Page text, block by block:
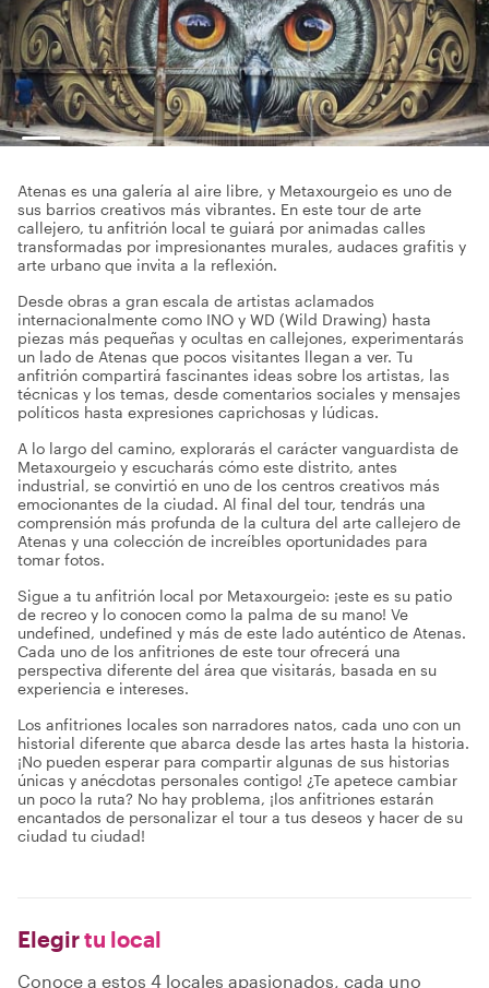
Atenas es una galería al aire libre, y Metaxourgeio es uno de
sus barrios creativos más vibrantes. En este tour de arte
callejero, tu anfitrión local te guiará por animadas calles
transformadas por impresionantes murales, audaces grafitis y
arte urbano que invita a la reflexión.
Desde obras a gran escala de artistas aclamados
internacionalmente como INO y WD (Wild Drawing) hasta
piezas más pequeñas y ocultas en callejones, experimentarás
un lado de Atenas que pocos visitantes llegan a ver. Tu
anfitrión compartirá fascinantes ideas sobre los artistas, las
técnicas y los temas, desde comentarios sociales y mensajes
políticos hasta expresiones caprichosas y lúdicas.
A lo largo del camino, explorarás el carácter vanguardista de
Metaxourgeio y escucharás cómo este distrito, antes
industrial, se convirtió en uno de los centros creativos más
emocionantes de la ciudad. Al final del tour, tendrás una
comprensión más profunda de la cultura del arte callejero de
Atenas y una colección de increíbles oportunidades para
tomar fotos.
Sigue a tu anfitrión local por Metaxourgeio: ¡este es su patio
de recreo y lo conocen como la palma de su mano! Ve
undefined, undefined y más de este lado auténtico de Atenas.
Cada uno de los anfitriones de este tour ofrecerá una
perspectiva diferente del área que visitarás, basada en su
experiencia e intereses.
Los anfitriones locales son narradores natos, cada uno con un
historial diferente que abarca desde las artes hasta la historia.
¡No pueden esperar para compartir algunas de sus historias
únicas y anécdotas personales contigo! ¿Te apetece cambiar
un poco la ruta? No hay problema, ¡los anfitriones estarán
encantados de personalizar el tour a tus deseos y hacer de su
ciudad tu ciudad!
Elegirtu local
Conoce a estos 4 locales apasionados, cada uno